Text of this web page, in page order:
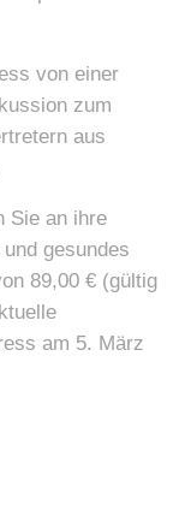
von einer
zum
aus
Sie an ihre
gesundes
89,00 € (gültig
am 5. März